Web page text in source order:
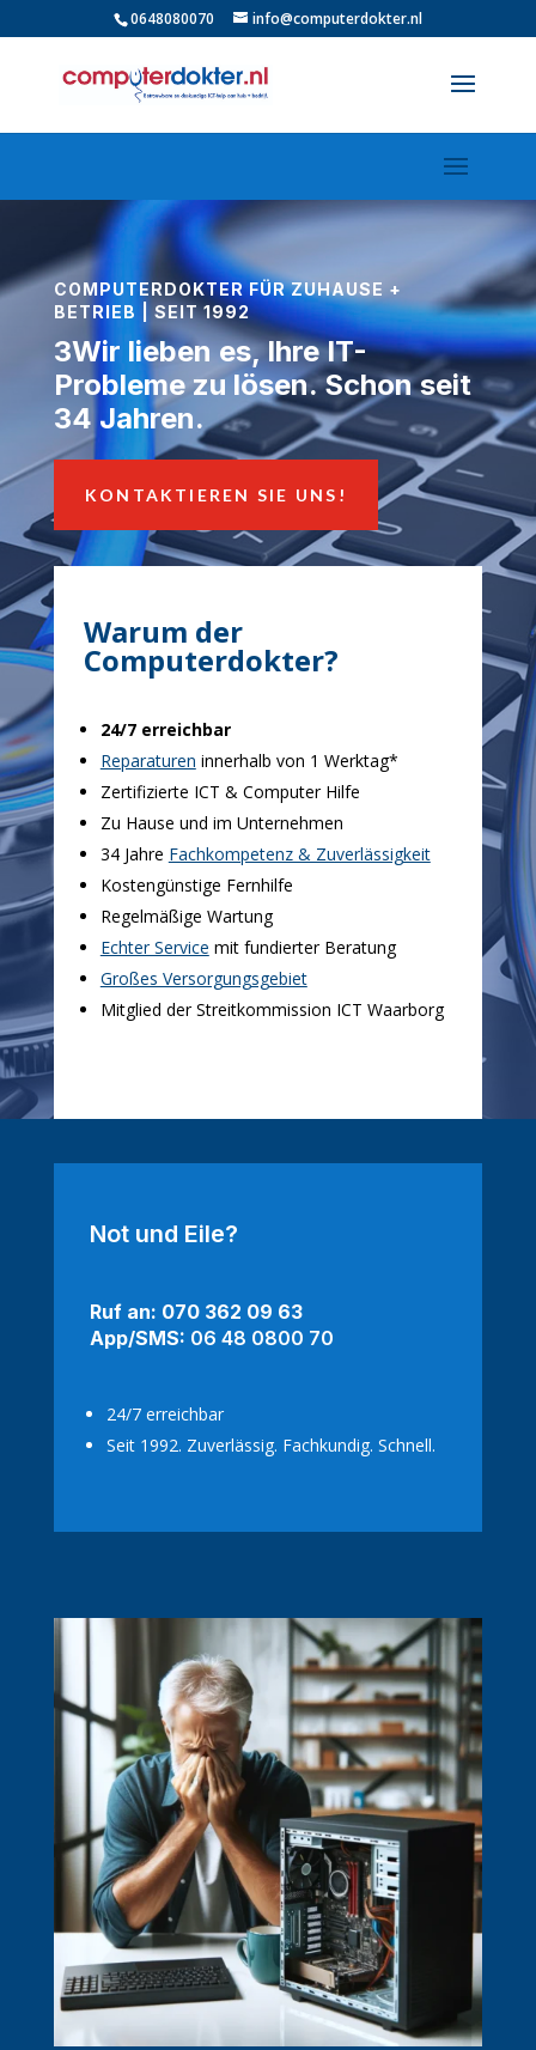
0648080070 info@computerdokter.nl
COMPUTERDOKTER FÜR ZUHAUSE +
BETRIEB | SEIT 1992
3Wir lieben es, Ihre IT-
Probleme zu lösen.Schon seit
34 Jahren.
KONTAKTIEREN SIE UNS!
Warum der
Computerdokter?
24/7 erreichbar
Reparaturen innerhalb von 1 Werktag*
Zertifizierte ICT & Computer Hilfe
Zu Hause und im Unternehmen
34 Jahre Fachkompetenz & Zuverlässigkeit
Kostengünstige Fernhilfe
Regelmäßige Wartung
Echter Service mit fundierter Beratung
Großes Versorgungsgebiet
Mitglied der Streitkommission ICT Waarborg
Not und Eile?
Ruf an: 070 362 09 63
App/SMS: 06 48 0800 70
24/7 erreichbar
Seit 1992. Zuverlässig. Fachkundig. Schnell.